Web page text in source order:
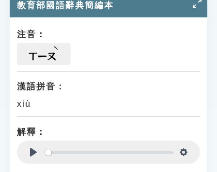
教育部國語辭典簡編本
注音：
ㄒㄧㄡ
漢語拼音：
xiù
解釋：